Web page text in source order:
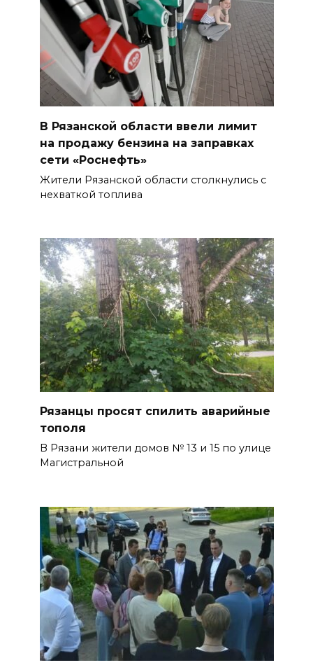
В Рязанской области ввели лимит
на продажу бензина на заправках
сети «Роснефть»
Жители Рязанской области столкнулись с
нехваткой топлива
Рязанцы просят спилить аварийные
тополя
В Рязани жители домов № 13 и 15 по улице
Магистральной